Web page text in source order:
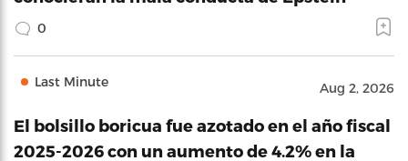
0
Last Minute Aug 2, 2026
El bolsillo boricua fue azotado en el año fiscal
2025-2026 con un aumento de 4.2% en la